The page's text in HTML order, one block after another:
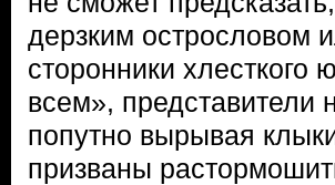
дерзким острословом
сторонники
всем», представители
попутно вырывая
призваны